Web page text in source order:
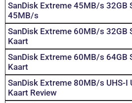
SanDisk Extreme 45MB/s 32GB
45MB/s
SanDisk Extreme 60MB/s 32GB
Kaart
SanDisk Extreme 60MB/s 64GB
Kaart
SanDisk Extreme 80MB/s UHS-I
Kaart Review